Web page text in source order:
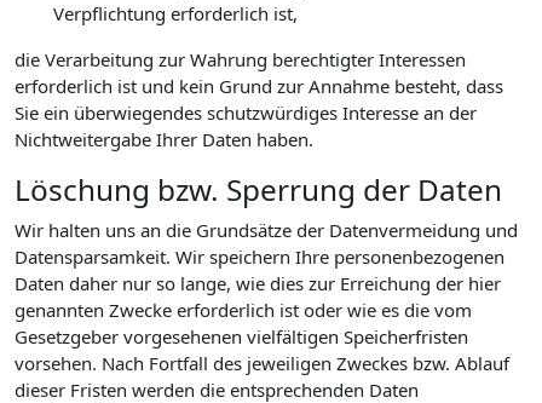
Verpflichtung erforderlich ist,
die Verarbeitung zur Wahrung berechtigter Interessen
erforderlich ist und kein Grund zur Annahme besteht, dass
Sie ein überwiegendes schutzwürdiges Interesse an der
Nichtweitergabe Ihrer Daten haben.
Löschung bzw. Sperrung der Daten
Wir halten uns an die Grundsätze der Datenvermeidung und
Datensparsamkeit. Wir speichern Ihre personenbezogenen
Daten daher nur so lange, wie dies zur Erreichung der hier
genannten Zwecke erforderlich ist oder wie es die vom
Gesetzgeber vorgesehenen vielfältigen Speicherfristen
vorsehen. Nach Fortfall des jeweiligen Zweckes bzw. Ablauf
dieser Fristen werden die entsprechenden Daten